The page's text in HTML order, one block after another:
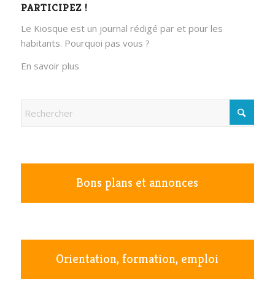
PARTICIPEZ !
Le Kiosque est un journal rédigé par et pour les
habitants. Pourquoi pas vous ?
En savoir plus
Bons plans et annonces
Orientation, formation, emploi